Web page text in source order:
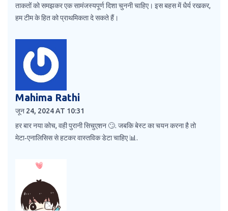
ताकतों को समझकर एक सामंजस्यपूर्ण दिशा चुननी चाहिए। इस बहस में धैर्य रखकर,
हम टीम के हित को प्राथमिकता दे सकते हैं।
Mahima Rathi
जून 24, 2024 AT 10:31
हर बार नया कोच, वही पुरानी सिचुएशन 🙄. जबकि बेस्ट का चयन करना है तो
मेटा‑एनालिसिस से हटकर वास्तविक डेटा चाहिए 📊.